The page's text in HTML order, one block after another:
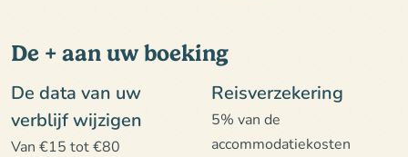
De + aan uw boeking
De data van uw
verblijf wijzigen
Van €15 tot €80
Reisverzekering
5% van de
accommodatiekosten